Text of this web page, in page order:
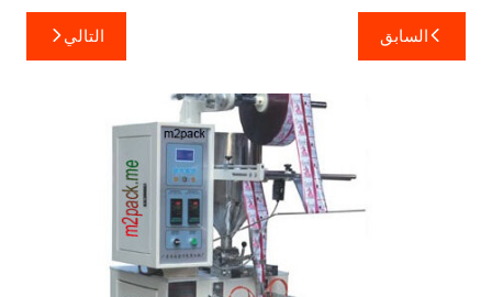
تصفّح
المقالات
السابق التالي